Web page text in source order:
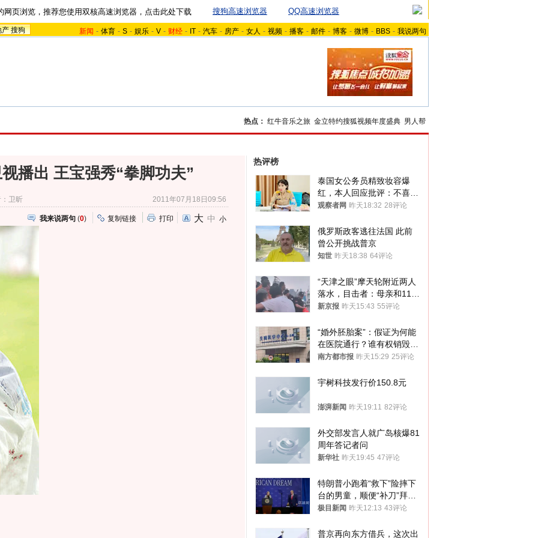
网页浏览，推荐您使用双核高速浏览器，点击此处下载 搜狗高速浏览器 QQ高速浏览器
产 搜狗 新闻 - 体育 - S - 娱乐 - V - 财经 - IT - 汽车 - 房产 - 女人 - 视频 - 播客 - 邮件 - 博客 - 微博 - BBS - 我说两句
热点： 红牛音乐之旅 金立特约搜狐视频年度盛典 男人帮
播出 王宝强秀“拳脚功夫”
卫昕 2011年07月18日09:56
我来说两句 (0) 复制链接 打印 大 中 小
热评榜
泰国女公务员精致妆容爆
红，本人回应批评：不喜欢
就别看
观察者网 昨天18:32 28评论
俄罗斯政客逃往法国 此前
曾公开挑战普京
知世 昨天18:38 64评论
“天津之眼”摩天轮附近两人
落水，目击者：母亲和11岁
儿子先后被打捞上岸
新京报 昨天15:43 55评论
“婚外胚胎案”：假证为何能
在医院通行？谁有权销毁胚
胎？
南方都市报 昨天15:29 25评论
宇树科技发行价150.8元
澎湃新闻 昨天19:11 82评论
外交部发言人就广岛核爆81
周年答记者问
新华社 昨天19:45 47评论
特朗普小跑着“救下”险摔下
台的男童，顺便“补刀”拜
登：“我可不想他像拜登一
极目新闻 昨天12:13 43评论
普京再向东方借兵，这次出